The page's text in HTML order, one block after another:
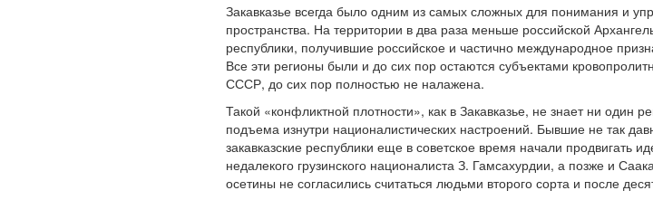
Закавказье всегда было одним из самых сложных для понимания и
пространства. На территории в два раза меньше российской
республики, получившие российское и частично международное
Все эти регионы были и до сих пор остаются субъектами
СССР, до сих пор полностью не налажена.
Такой «конфликтной плотности», как в Закавказье, не знает ни
подъема изнутри националистических настроений. Бывшие не так
закавказские республики еще в советское время начали продвигать
недалекого грузинского националиста З. Гамсахурдии, а позже и
осетины не согласились считаться людьми второго сорта и после